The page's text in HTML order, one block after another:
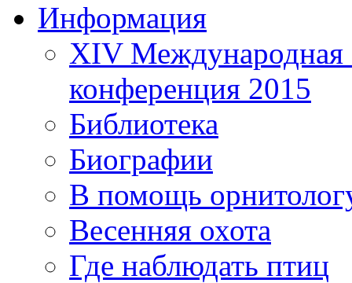
Информация
XIV Международная
конференция 2015
Библиотека
Биографии
В помощь
Весенняя охота
Где наблюдать птиц